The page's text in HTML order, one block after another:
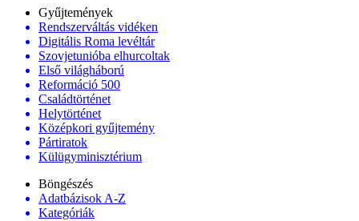
Gyűjtemények
Rendszerváltás vidéken
Digitális Roma levéltár
Szovjetunióba elhurcoltak
Első világháború
Reformáció 500
Családtörténet
Helytörténet
Középkori gyűjtemény
Pártiratok
Külügyminisztérium
Böngészés
Adatbázisok A-Z
Kategóriák